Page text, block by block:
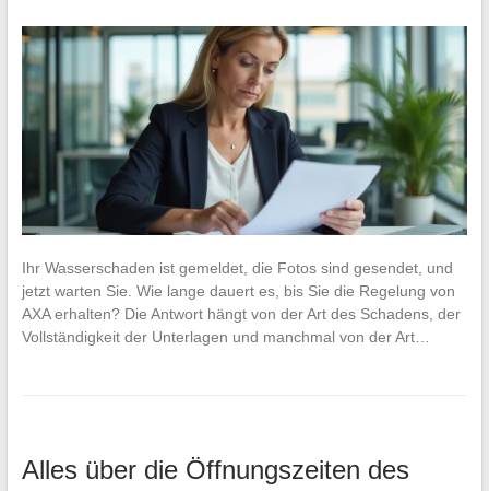
Ihr Wasserschaden ist gemeldet, die Fotos sind gesendet, und
jetzt warten Sie. Wie lange dauert es, bis Sie die Regelung von
AXA erhalten? Die Antwort hängt von der Art des Schadens, der
Vollständigkeit der Unterlagen und manchmal von der Art…
Alles über die Öffnungszeiten des